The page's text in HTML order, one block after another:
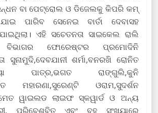
ବା ପେଟ୍ରୋଲ ଓ ଡିଜେଲକୁ କିପରି କମ୍
ପାରିବ ସେନେଇ ବାର୍ତା ଦେବାସହ
ଏହି ସଚେତନତା ସାଇକେଲ ରାଲି
ଫୋରେଷ୍ଟର ପ୍ରମୋଦିନି
ସୁନାମୁଦି,ଦେବଯାନୀ ଶର୍ମା,ବନରଖି ରୋନିତ
ପାତ୍ର,ଭଗତ ରାଙ୍ଗୁଲି,କୁନି
ମହାରଣା,ସୁରେଣ୍ଟି ଓରାମ,ସୁଦର୍ଶନ
ୱାଇଲଡ ଲାଇଫ ସ୍କୱାର୍ଡ ଓ ଅନ୍ୟ
ପରିବେଶବିତ ଏବଂ ବହୁ ସଂଖ୍ୟାରେ